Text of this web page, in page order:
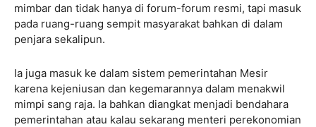
mimbar dan tidak hanya di forum-forum resmi, tapi masuk
pada ruang-ruang sempit masyarakat bahkan di dalam
penjara sekalipun.
Ia juga masuk ke dalam sistem pemerintahan Mesir
karena kejeniusan dan kegemarannya dalam menakwil
mimpi sang raja. Ia bahkan diangkat menjadi bendahara
pemerintahan atau kalau sekarang menteri perekonomian